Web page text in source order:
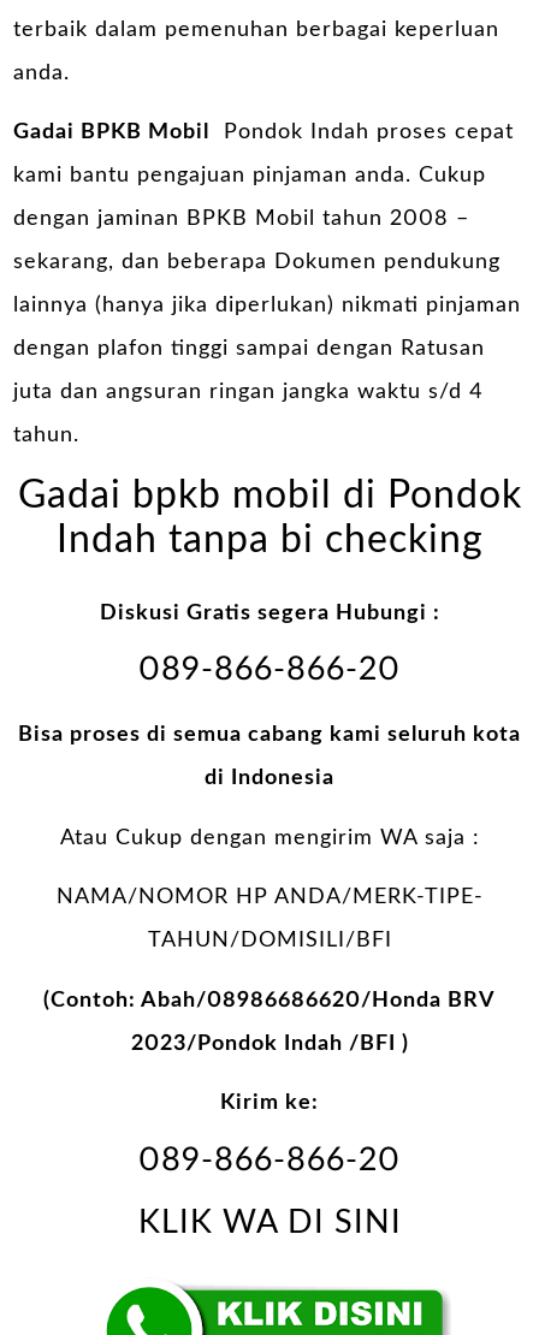
terbaik dalam pemenuhan berbagai keperluan
anda.
Gadai BPKB Mobil
Pondok Indah proses cepat
kami bantu pengajuan pinjaman anda. Cukup
dengan jaminan BPKB Mobil tahun 2008 –
sekarang, dan beberapa Dokumen pendukung
lainnya (hanya jika diperlukan) nikmati pinjaman
dengan plafon tinggi sampai dengan Ratusan
juta dan angsuran ringan jangka waktu s/d 4
tahun.
Gadai bpkb mobil di Pondok
Indah tanpa bi checking
Diskusi Gratis segera Hubungi :
089-866-866-20
Bisa proses di semua cabang kami seluruh kota
di Indonesia
Atau Cukup dengan mengirim WA saja :
NAMA/NOMOR HP ANDA/MERK-TIPE-
TAHUN/DOMISILI/BFI
(Contoh: Abah/08986686620/Honda BRV
2023/Pondok Indah /BFI )
Kirim ke:
089-866-866-20
KLIK WA DI SINI